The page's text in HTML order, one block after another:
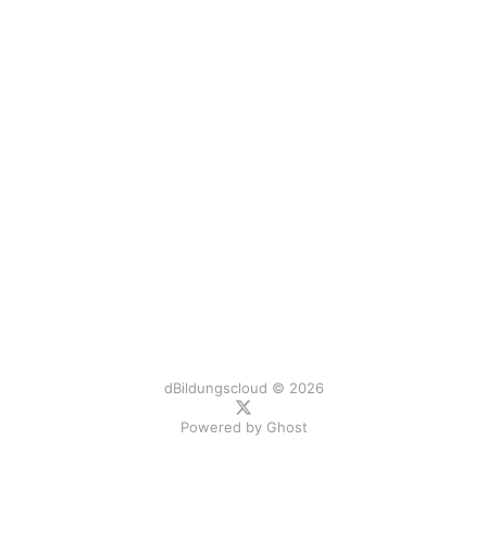
dBildungscloud © 2026
Powered by Ghost